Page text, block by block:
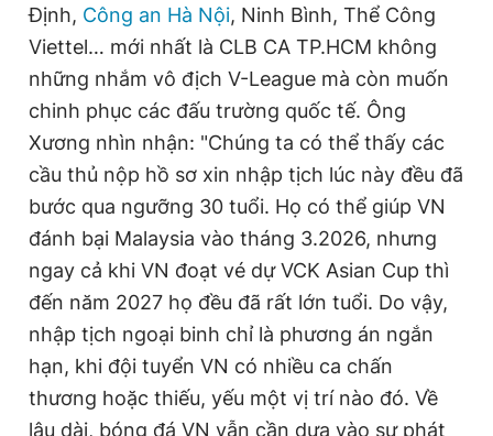
Định, Công an Hà Nội, Ninh Bình, Thể Công
Viettel… mới nhất là CLB CA TP.HCM không
những nhắm vô địch V-League mà còn muốn
chinh phục các đấu trường quốc tế. Ông
Xương nhìn nhận: "Chúng ta có thể thấy các
cầu thủ nộp hồ sơ xin nhập tịch lúc này đều đã
bước qua ngưỡng 30 tuổi. Họ có thể giúp VN
đánh bại Malaysia vào tháng 3.2026, nhưng
ngay cả khi VN đoạt vé dự VCK Asian Cup thì
đến năm 2027 họ đều đã rất lớn tuổi. Do vậy,
nhập tịch ngoại binh chỉ là phương án ngắn
hạn, khi đội tuyển VN có nhiều ca chấn
thương hoặc thiếu, yếu một vị trí nào đó. Về
lâu dài, bóng đá VN vẫn cần dựa vào sự phát